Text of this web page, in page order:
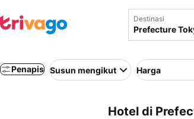
Destinasi
Penapis Susun mengikut Harga
Hotel di